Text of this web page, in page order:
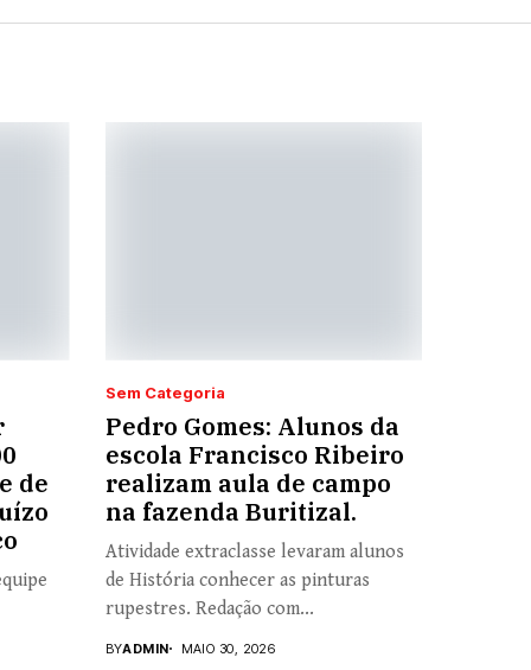
de
Sem Categoria
Pedro Gomes: Alunos da
escola Francisco Ribeiro
realizam aula de campo
na fazenda Buritizal.
Atividade extraclasse levaram alunos
de História conhecer as pinturas
rupestres. Redação com...
BYADMIN MAIO 30, 2026